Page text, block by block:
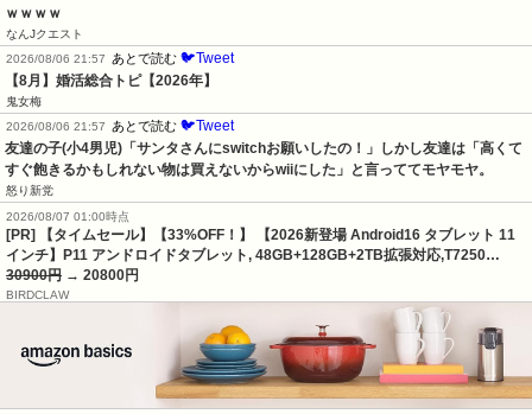
ｗｗｗｗ
なんJクエスト
2026/08/06 21:57
あとで読む 🐦Tweet
【8月】婚活総合トピ【2026年】
鬼女梅
2026/08/06 21:57
あとで読む 🐦Tweet
友達の子(小4男児)「サンタさんにswitchお願いしたの！」しかし友達は「高くて
すぐ飽きるかもしれない物は買えないからwiiにした」と言っててモヤモヤ。
怒り新党
2026/08/07 01:00時点
[PR] 【タイムセール】【33%OFF！】 【2026新登場 Android16 タブレット 11
インチ】P11 アンドロイドタブレット, 48GB+128GB+2TB拡張対応,T7250…
30900円 → 20800円
BIRDCLAW